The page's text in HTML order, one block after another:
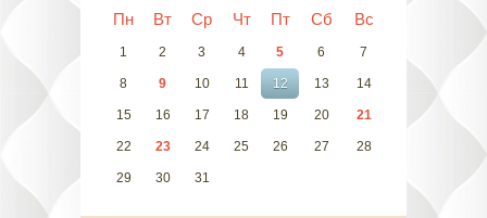
Пн Вт Ср Чт Пт Сб Вс
1 2 3 4 5 6 7
8 9 10 11 12 13 14
15 16 17 18 19 20 21
22 23 24 25 26 27 28
29 30 31